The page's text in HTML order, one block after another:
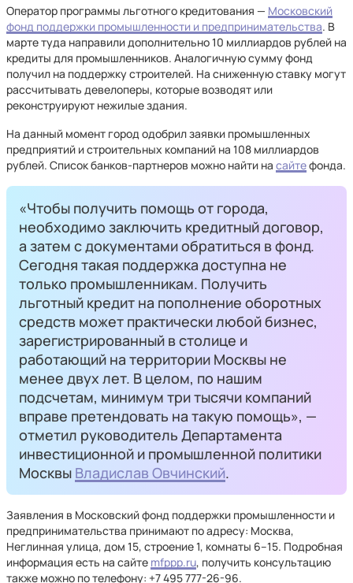
Оператор программы льготного кредитования — Московский
фонд поддержки промышленности и предпринимательства. В
марте туда направили дополнительно 10 миллиардов рублей на
кредиты для промышленников. Аналогичную сумму фонд
получил на поддержку строителей. На сниженную ставку могут
рассчитывать девелоперы, которые возводят или
реконструируют нежилые здания.
На данный момент город одобрил заявки промышленных
предприятий и строительных компаний на 108 миллиардов
рублей. Список банков-партнеров можно найти на сайтефонда.
«Чтобы получить помощь от города,
необходимо заключить кредитный договор,
а затем с документами обратиться в фонд.
Сегодня такая поддержка доступна не
только промышленникам. Получить
льготный кредит на пополнение оборотных
средств может практически любой бизнес,
зарегистрированный в столице и
работающий на территории Москвы не
менее двух лет. В целом, по нашим
подсчетам, минимум три тысячи компаний
вправе претендовать на такую помощь», —
отметил руководитель Департамента
инвестиционной и промышленной политики
Москвы Владислав Овчинский.
Заявления в Московский фонд поддержки промышленности и
предпринимательства принимают по адресу: Москва,
Неглинная улица, дом 15, строение 1, комнаты 6–15. Подробная
информация есть на сайте mfppp.ru, получить консультацию
также можно по телефону: +7 495 777-26-96.